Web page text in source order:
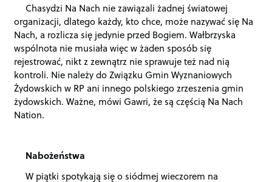
Chasydzi Na Nach nie zawiązali żadnej światowej
organizacji, dlatego każdy, kto chce, może nazywać się Na
Nach, a rozlicza się jedynie przed Bogiem. Wałbrzyska
wspólnota nie musiała więc w żaden sposób się
rejestrować, nikt z zewnątrz nie sprawuje też nad nią
kontroli. Nie należy do Związku Gmin Wyznaniowych
Żydowskich w RP ani innego polskiego zrzeszenia gmin
żydowskich. Ważne, mówi Gawri, że są częścią Na Nach
Nation.
Nabożeństwa
W piątki spotykają się o siódmej wieczorem na